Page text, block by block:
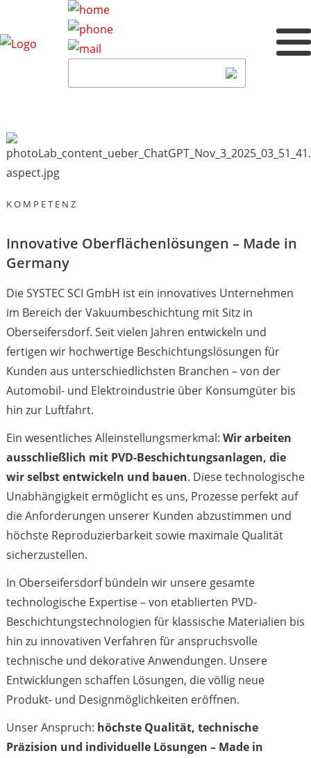
KOMPETENZ
Innovative Oberflächenlösungen – Made in
Germany
Die SYSTEC SCI GmbH ist ein innovatives Unternehmen
im Bereich der Vakuumbeschichtung mit Sitz in
Oberseifersdorf. Seit vielen Jahren entwickeln und
fertigen wir hochwertige Beschichtungslösungen für
Kunden aus unterschiedlichsten Branchen – von der
Automobil- und Elektroindustrie über Konsumgüter bis
hin zur Luftfahrt.
Ein wesentliches Alleinstellungsmerkmal: Wir arbeiten
ausschließlich mit PVD-Beschichtungsanlagen, die
wir selbst entwickeln und bauen. Diese technologische
Unabhängigkeit ermöglicht es uns, Prozesse perfekt auf
die Anforderungen unserer Kunden abzustimmen und
höchste Reproduzierbarkeit sowie maximale Qualität
sicherzustellen.
In Oberseifersdorf bündeln wir unsere gesamte
technologische Expertise – von etablierten PVD-
Beschichtungstechnologien für klassische Materialien bis
hin zu innovativen Verfahren für anspruchsvolle
technische und dekorative Anwendungen. Unsere
Entwicklungen schaffen Lösungen, die völlig neue
Produkt- und Designmöglichkeiten eröffnen.
Unser Anspruch: höchste Qualität, technische
Präzision und individuelle Lösungen – Made in